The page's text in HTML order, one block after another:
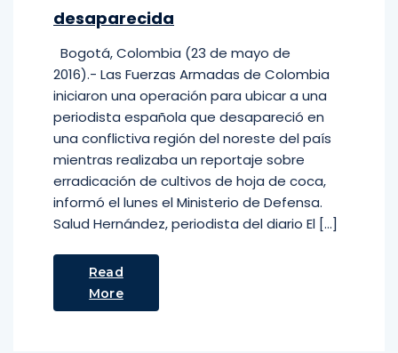
desaparecida
Bogotá, Colombia (23 de mayo de
2016).- Las Fuerzas Armadas de Colombia
iniciaron una operación para ubicar a una
periodista española que desapareció en
una conflictiva región del noreste del país
mientras realizaba un reportaje sobre
erradicación de cultivos de hoja de coca,
informó el lunes el Ministerio de Defensa.
Salud Hernández, periodista del diario El […]
Read
More